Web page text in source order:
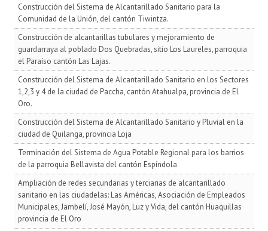
Construcción del Sistema de Alcantarillado Sanitario para la
Comunidad de la Unión, del cantón Tiwintza.
Construcción de alcantarillas tubulares y mejoramiento de
guardarraya al poblado Dos Quebradas, sitio Los Laureles, parroquia
el Paraíso cantón Las Lajas.
Construcción del Sistema de Alcantarillado Sanitario en los Sectores
1,2,3 y 4 de la ciudad de Paccha, cantón Atahualpa, provincia de El
Oro.
Construcción del Sistema de Alcantarillado Sanitario y Pluvial en la
ciudad de Quilanga, provincia Loja
Terminación del Sistema de Agua Potable Regional para los barrios
de la parroquia Bellavista del cantón Espíndola
Ampliación de redes secundarias y terciarias de alcantarillado
sanitario en las ciudadelas: Las Américas, Asociación de Empleados
Municipales, Jambelí, José Mayón, Luz y Vida, del cantón Huaquillas
provincia de El Oro